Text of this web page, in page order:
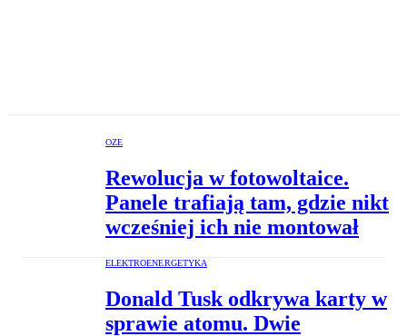
OZE
Rewolucja w fotowoltaice.
Panele trafiają tam, gdzie nikt
wcześniej ich nie montował
ELEKTROENERGETYKA
Donald Tusk odkrywa karty w
sprawie atomu. Dwie